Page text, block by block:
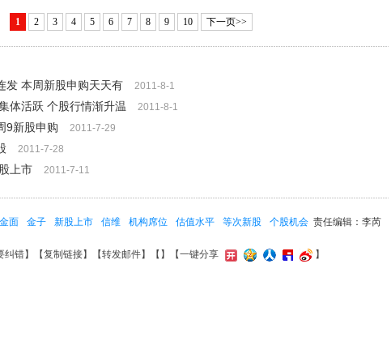
1 2 3 4 5 6 7 8 9 10 下一页>>
发 本周新股申购天天有
2011-8-1
体活跃 个股行情渐升温 2011-8-1
9新股申购 2011-7-29
2011-7-28
上市 2011-7-11
责任编辑：李芮
面 金子 新股上市 信维 机构席位 估值水平 等次新股 个股机会
纠错】【复制链接】【转发邮件】【 】 【一键分享 】